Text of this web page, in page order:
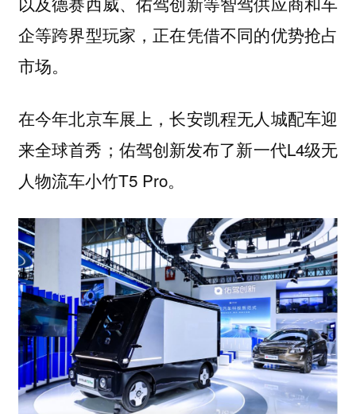
企等跨界型玩家，正在凭借不同的优势抢占
市场。
在今年北京车展上，长安凯程无人城配车迎
来全球首秀；佑驾创新发布了新一代L4级无
人物流车小竹T5 Pro。